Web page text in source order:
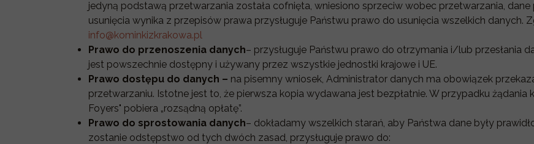
jedyną podstawą przetwarzania została cofnięta, wniesiono sprzeciw wobec przetwarzania,
usunięcia wynika z przepisów prawa przysługuje Państwu prawo do usunięcia wszelkich danych.
info@kominkizkrakowa.pl
Prawo do przenoszenia danych– przysługuje Państwu prawo do otrzymania i/lub przesłania
jest powszechnie dostępny i używany przez wszystkie jednostki krajowe i UE.
Prawo dostępu do danych – na pisemny wniosek, Administrator danych ma obowiązek
przetwarzaniu. Istotne jest to, że pierwsza kopia wydawana jest bezpłatnie. W przypadku
Foyers" pobiera „rozsądną opłatę”.
Prawo do sprostowania danych– dokładamy wszelkich starań, aby Państwa dane były
zostanie odstępstwo od tych dwóch zasad, przysługuje prawo do: